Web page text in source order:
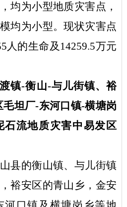
均为小型地质灾害点，
均为小型。现状灾害点
人的生命及14259.5万元
镇-衡山-与儿街镇、裕
坦厂-东河口镇-横塘岗
石流地质灾害中易发区
县的衡山镇、与儿街镇
裕安区的青山乡，金安